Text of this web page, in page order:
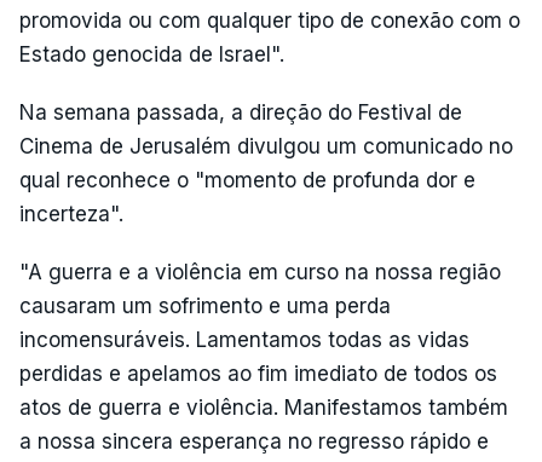
promovida ou com qualquer tipo de conexão com o
Estado genocida de Israel".
Na semana passada, a direção do Festival de
Cinema de Jerusalém divulgou um comunicado no
qual reconhece o "momento de profunda dor e
incerteza".
"A guerra e a violência em curso na nossa região
causaram um sofrimento e uma perda
incomensuráveis. Lamentamos todas as vidas
perdidas e apelamos ao fim imediato de todos os
atos de guerra e violência. Manifestamos também
a nossa sincera esperança no regresso rápido e